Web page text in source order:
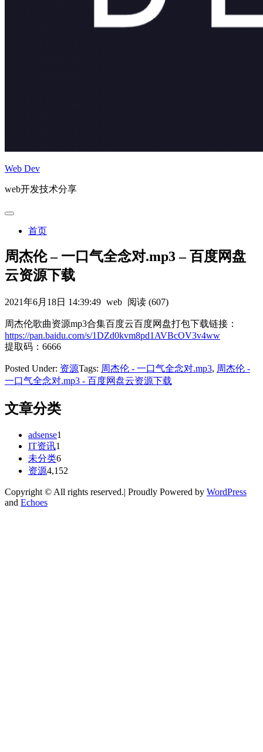
Web Dev
web开发技术分享
首页
周杰伦 – 一口气全念对.mp3 – 百度网盘
云资源下载
2021年6月18日 14:39:49 web 阅读 (607)
周杰伦歌曲资源mp3合集百度云百度网盘打包下载链接：
https://pan.baidu.com/s/1DZd0kvm8pd1AVBcOV3v4ww
提取码：6666
Posted Under: 资源Tags: 周杰伦 - 一口气全念对.mp3, 周杰伦 -
一口气全念对.mp3 - 百度网盘云资源下载
文章分类
adsense1
IT资讯1
未分类6
资源4,152
Copyright © All rights reserved.| Proudly Powered by WordPress
and Echoes